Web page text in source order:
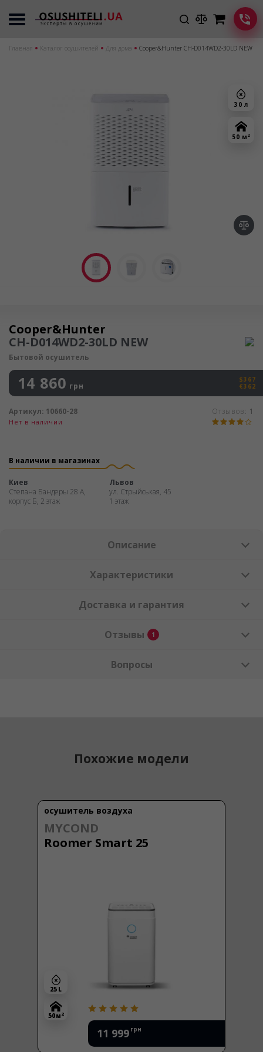
Главная Каталог осушителей Для дома Cooper&Hunter CH-D014WD2-30LD NEW
30 л
50 м 2
Осушитель воздуха
Cooper&Hunter
CH-D014WD2-30LD NEW
Бытовой осушитель
14 860 грн
$367
€362
Нет в наличии
Отзывов: 1
Артикул: 10660-28
В наличии в магазинах
Киев
Степана Бандеры 28 А,
корпус Б, 2 этаж
Львов
ул. Стрыйськая, 45
1 этаж
Описание
Характеристики
Доставка и гарантия
Отзывы 1
Вопросы
Похожие модели
осушитель воздуха
MYCOND
Roomer Smart 25
11 999 грн
25 L
50 м 2